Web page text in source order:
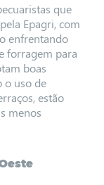
que
Epagri, com
enfrentando
forragem para
boas
o uso de
estão
menos